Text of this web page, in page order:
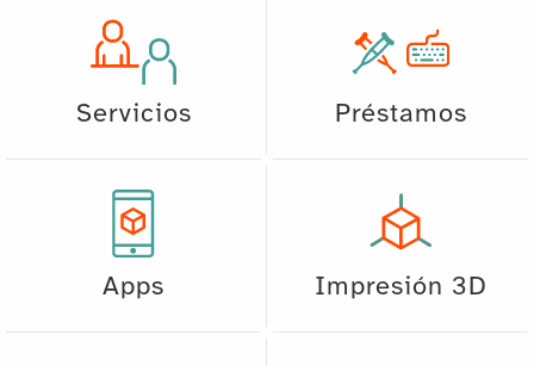
Servicios Préstamos
Apps Impresión 3D